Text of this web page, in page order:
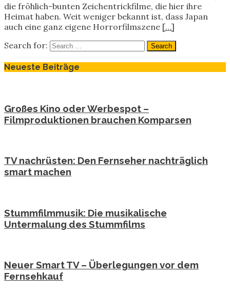
die fröhlich-bunten Zeichentrickfilme, die hier ihre
Heimat haben. Weit weniger bekannt ist, dass Japan
auch eine ganz eigene Horrorfilmszene […]
Search for:
Neueste Beiträge
Großes Kino oder Werbespot –
Filmproduktionen brauchen Komparsen
TV nachrüsten: Den Fernseher nachträglich
smart machen
Stummfilmmusik: Die musikalische
Untermalung des Stummfilms
Neuer Smart TV – Überlegungen vor dem
Fernsehkauf